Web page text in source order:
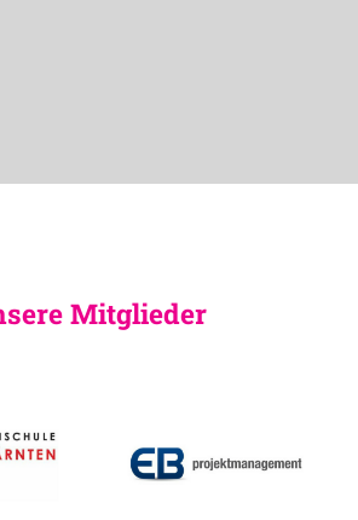
Mitglieder